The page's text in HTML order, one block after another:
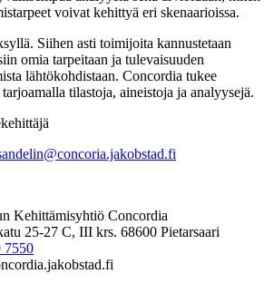
voivat kehittyä eri skenaarioissa.
Siihen asti toimijoita kannustetaan
omia tarpeitaan ja tulevaisuuden
lähtökohdistaan. Concordia tukee
tilastoja, aineistoja ja analyysejä.
Kehittämisyhtiö Concordia
25-27 C, III krs. 68600 Pietarsaari
7550